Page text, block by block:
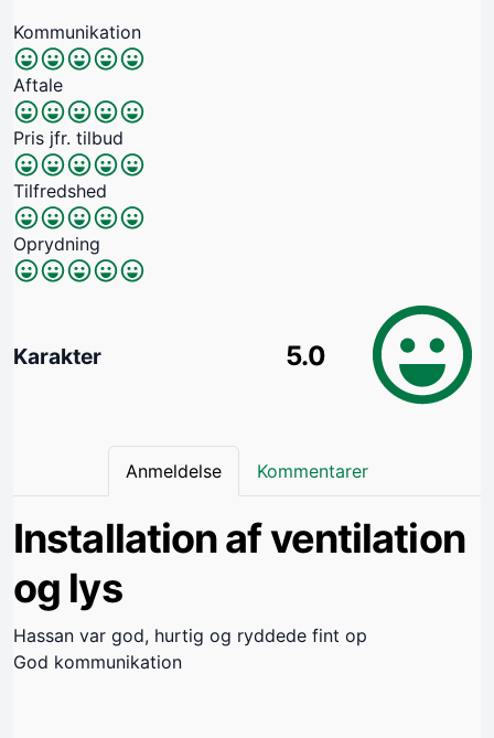
Kommunikation
Aftale
Pris jfr. tilbud
Tilfredshed
Oprydning
Karakter 5.0
Anmeldelse Kommentarer
Installation af ventilation
og lys
Hassan var god, hurtig og ryddede fint op
God kommunikation